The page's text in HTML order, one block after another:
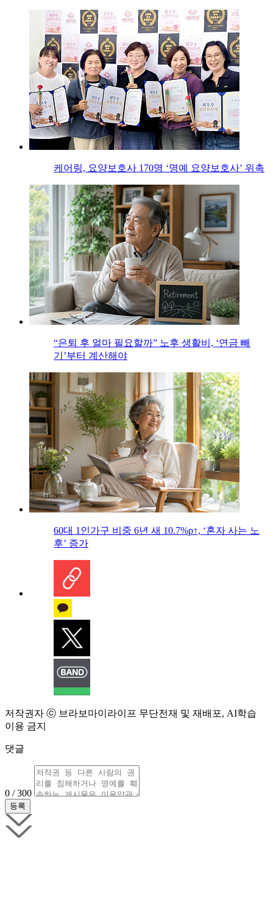
케어링, 요양보호사 170명 ‘명예 요양보호사’ 위촉
“은퇴 후 얼마 필요할까” 노후 생활비, ‘연금 빼
기’부터 계산해야
60대 1인가구 비중 6년 새 10.7%p↑, ‘혼자 사는 노
후’ 증가
저작권자 ⓒ 브라보마이라이프 무단전재 및 재배포, AI학습
이용 금지
댓글
0 / 300